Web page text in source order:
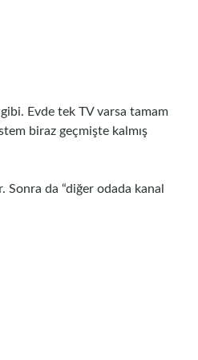
Evde tek TV varsa tamam
biraz geçmişte kalmış
da “diğer odada kanal